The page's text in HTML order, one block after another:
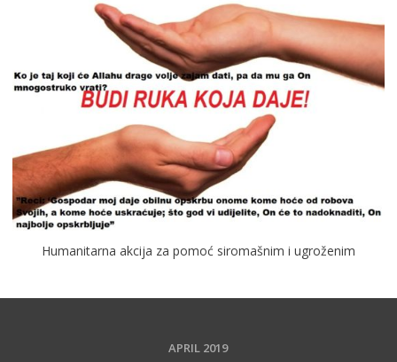
Humanitarna akcija za pomoć siromašnim i ugroženim
APRIL 2019